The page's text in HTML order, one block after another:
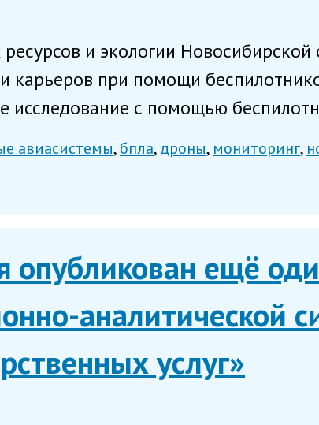
и экологии Новосибирской
карьеров при помощи
исследование с помощью
авиасистемы бпла дроны мониторинг
опубликован ещё
аналитической
услуг»